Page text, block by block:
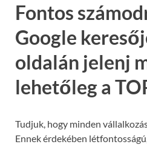
Fontos
Google
oldalán jelenj
lehetőleg a
Tudjuk, hogy minden
Ennek érdekében